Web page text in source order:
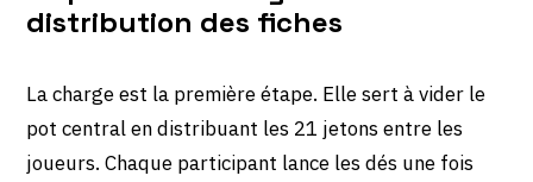
distribution des fiches
La charge est la première étape. Elle sert à vider le
pot central en distribuant les 21 jetons entre les
joueurs. Chaque participant lance les dés une fois